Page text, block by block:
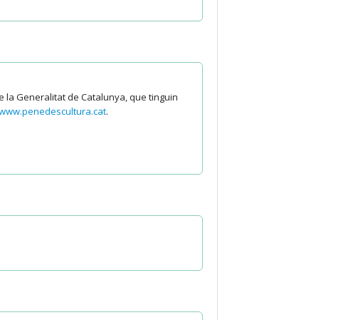
la Generalitat de Catalunya, que tinguin
.